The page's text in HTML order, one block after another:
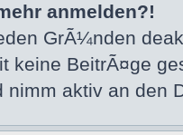
anmelden?!
GrÃ¼nden
keine BeitrÃ¤ge
aktiv an den